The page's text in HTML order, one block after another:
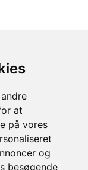
at
på vores
og
besøgende
holde øje
læse om
i
og
portefølje og
overfor en
stor potentiale.